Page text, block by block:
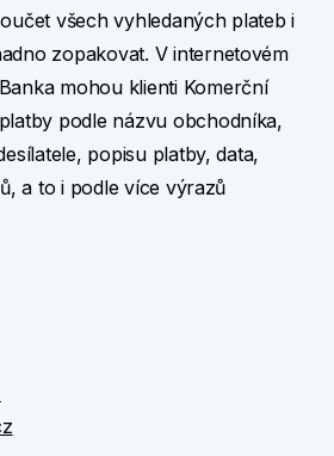
všech vyhledaných plateb i
zopakovat. V internetovém
mohou klienti Komerční
podle názvu obchodníka,
popisu platby, data,
a to i podle více výrazů